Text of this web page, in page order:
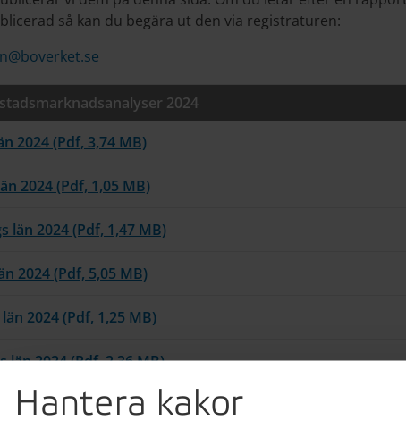
Hantera kakor
så kan du begära ut den via registraturen:
2024
2024 (Pdf, 3,74 MB)
2024 (Pdf, 1,05 MB)
län 2024 (Pdf, 1,47 MB)
2024 (Pdf, 5,05 MB)
2024 (Pdf, 1,25 MB)
län 2024 (Pdf, 2,36 MB)
2024 (Pdf, 1,28 MB)